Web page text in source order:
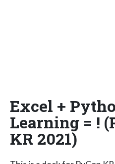
Excel +
Learning = !
KR 2021)